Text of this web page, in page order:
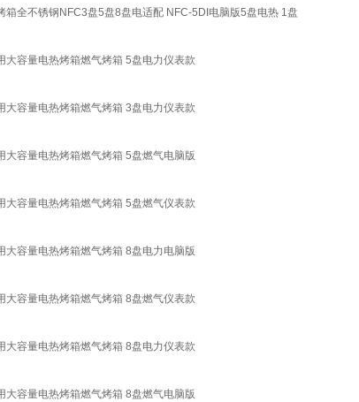
箱全不锈钢NFC3盘5盘8盘电适配 NFC-5DI电脑版5盘电热 1盘
容量电热烤箱燃气烤箱 5盘电力仪表款
容量电热烤箱燃气烤箱 3盘电力仪表款
容量电热烤箱燃气烤箱 5盘燃气电脑版
容量电热烤箱燃气烤箱 5盘燃气仪表款
容量电热烤箱燃气烤箱 8盘电力电脑版
容量电热烤箱燃气烤箱 8盘燃气仪表款
容量电热烤箱燃气烤箱 8盘电力仪表款
容量电热烤箱燃气烤箱 8盘燃气电脑版